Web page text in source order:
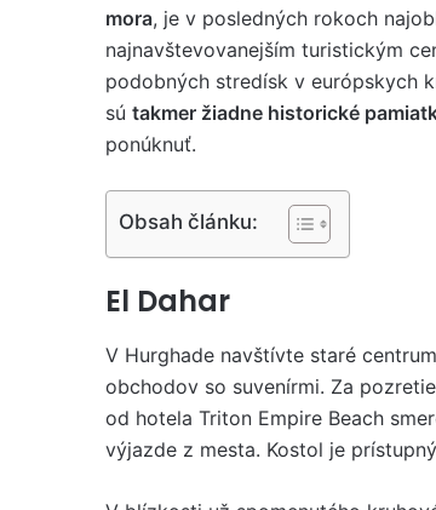
mora, je v posledných rokoch
najnavštevovanejším turistickým
podobných stredísk v európskych
sú takmer žiadne historické
ponúknuť.
Obsah článku:
El Dahar
V Hurghade navštívte staré
obchodov so suvenírmi. Za
od hotela Triton Empire Beach
výjazde z mesta. Kostol je